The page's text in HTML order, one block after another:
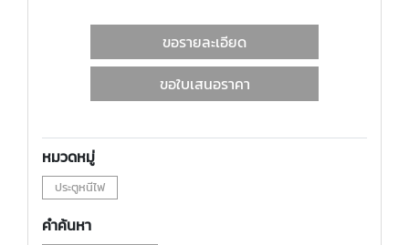
ขอรายละเอียด
ขอใบเสนอราคา
หมวดหมู่
ประตูหนีไฟ
คำค้นหา